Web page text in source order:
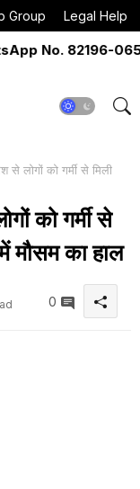
Group Legal Help
82196-06517
से लोगों को गर्मी से मिली
को गर्मी से
मौसम का हाल
0